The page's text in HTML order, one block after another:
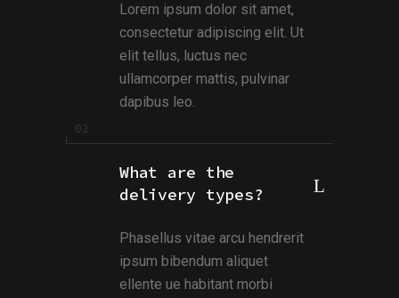
Lorem ipsum dolor sit amet,
consectetur adipiscing elit. Ut
elit tellus, luctus nec
ullamcorper mattis, pulvinar
dapibus leo.
What are the
delivery types?
Phasellus vitae arcu hendrerit
ipsum bibendum aliquet
ellente ue habitant morbi